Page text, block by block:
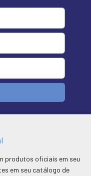
produtos oficiais em seu
em seu catálogo de